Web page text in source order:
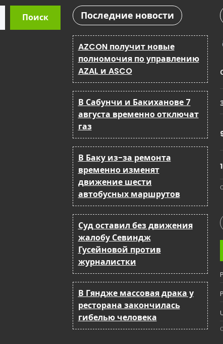
p
g
n
a
o
Поиск Последние новости
AZCON получит новые
полномочия по управлению
AZAL и ASCO
В Сабунчи и Бакиханове 7
августа временно отключат
газ
В Баку из-за ремонта
временно изменят
движение шести
автобусных маршрутов
Суд оставил без движения
жалобу Севиндж
Гусейновой против
журналистки
В Гяндже массовая драка у
ресторана закончилась
гибелью человека